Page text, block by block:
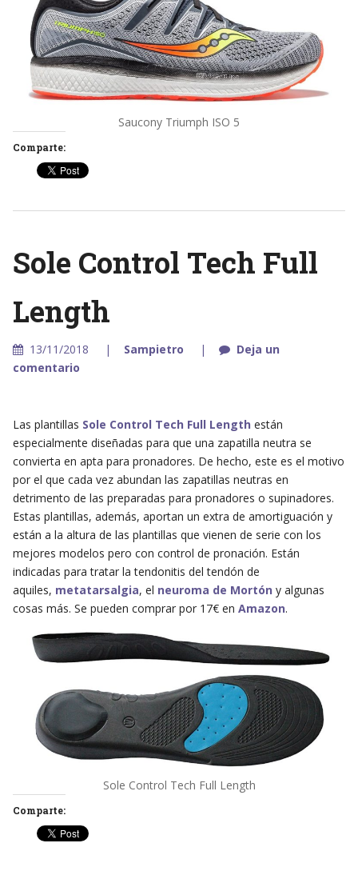
Saucony Triumph ISO 5
Comparte:
Sole Control Tech Full
Length
13/11/2018 Sampietro
Deja un
comentario
Las plantillas Sole Control Tech Full Length están
especialmente diseñadas para que una zapatilla neutra se
convierta en apta para pronadores. De hecho, este es el motivo
por el que cada vez abundan las zapatillas neutras en
detrimento de las preparadas para pronadores o supinadores.
Estas plantillas, además, aportan un extra de amortiguación y
están a la altura de las plantillas que vienen de serie con los
mejores modelos pero con control de pronación. Están
indicadas para tratar la tendonitis del tendón de
aquiles, metatarsalgia, el neuroma de Mortón y algunas
cosas más. Se pueden comprar por 17€ en Amazon.
Sole Control Tech Full Length
Comparte: